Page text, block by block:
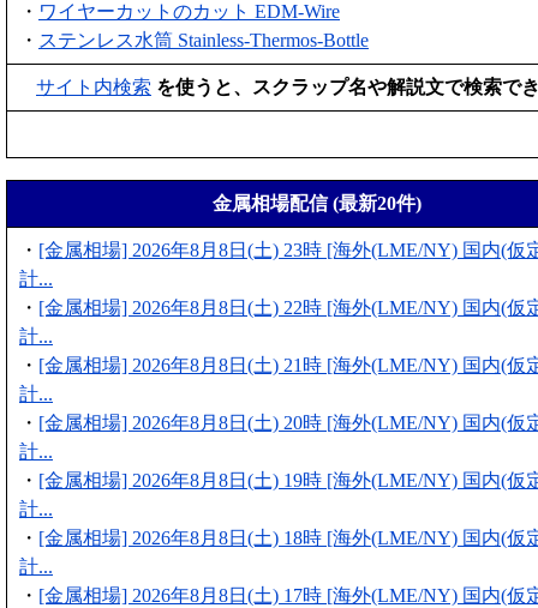
・ ワイヤーカットのカット EDM-Wire
・ ステンレス水筒 Stainless-Thermos-Bottle
サイト内検索 を使うと、スクラップ名や解説文で検索で
金属相場配信 (最新20件)
・ [金属相場] 2026年8月8日(土) 23時 [海外(LME/NY) 国内(仮
計...
・ [金属相場] 2026年8月8日(土) 22時 [海外(LME/NY) 国内(仮
計...
・ [金属相場] 2026年8月8日(土) 21時 [海外(LME/NY) 国内(仮
計...
・ [金属相場] 2026年8月8日(土) 20時 [海外(LME/NY) 国内(仮
計...
・ [金属相場] 2026年8月8日(土) 19時 [海外(LME/NY) 国内(仮
計...
・ [金属相場] 2026年8月8日(土) 18時 [海外(LME/NY) 国内(仮
計...
・ [金属相場] 2026年8月8日(土) 17時 [海外(LME/NY) 国内(仮